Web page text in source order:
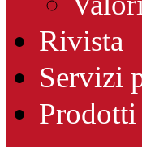
Rivista
Servizi
Prodotti